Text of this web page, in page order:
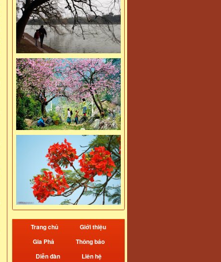
Trang chủ
Giới thiệu
Gia Phả
Thông báo
Diễn đàn
Liên hệ